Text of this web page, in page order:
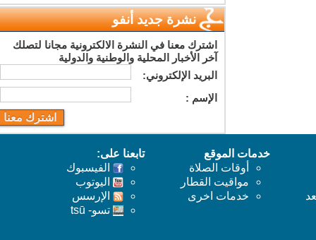
نشرة جديد أنفو
اشترك معنا في النشرة الالكترونية مجانا لتصلك
آخر الأخبار المحلية والوطنية والدولية
البريد اﻹلكتروني:
اﻹسم :
خدمات الموقع
أوقات الصلاة
مواقيت القطار
خدمات اخرى
تابعنا على:
الفيسبوك
اليوتوب
اﻹرسس
تسو- tsū